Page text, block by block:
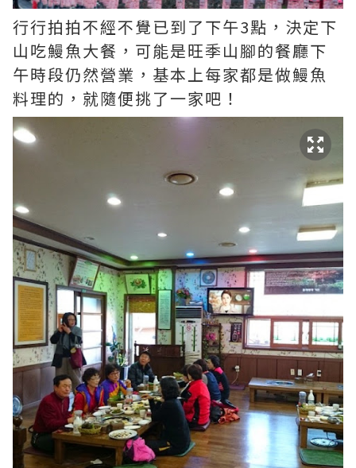
行行拍拍不經不覺已到了下午3點，決定下
山吃鰻魚大餐，可能是旺季山腳的餐廳下
午時段仍然營業，基本上每家都是做鰻魚
料理的，就隨便挑了一家吧！